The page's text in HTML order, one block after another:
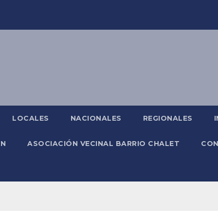
LOCALES NACIONALES REGIONALES
ASOCIACIÓN VECINAL BARRIO CHALET